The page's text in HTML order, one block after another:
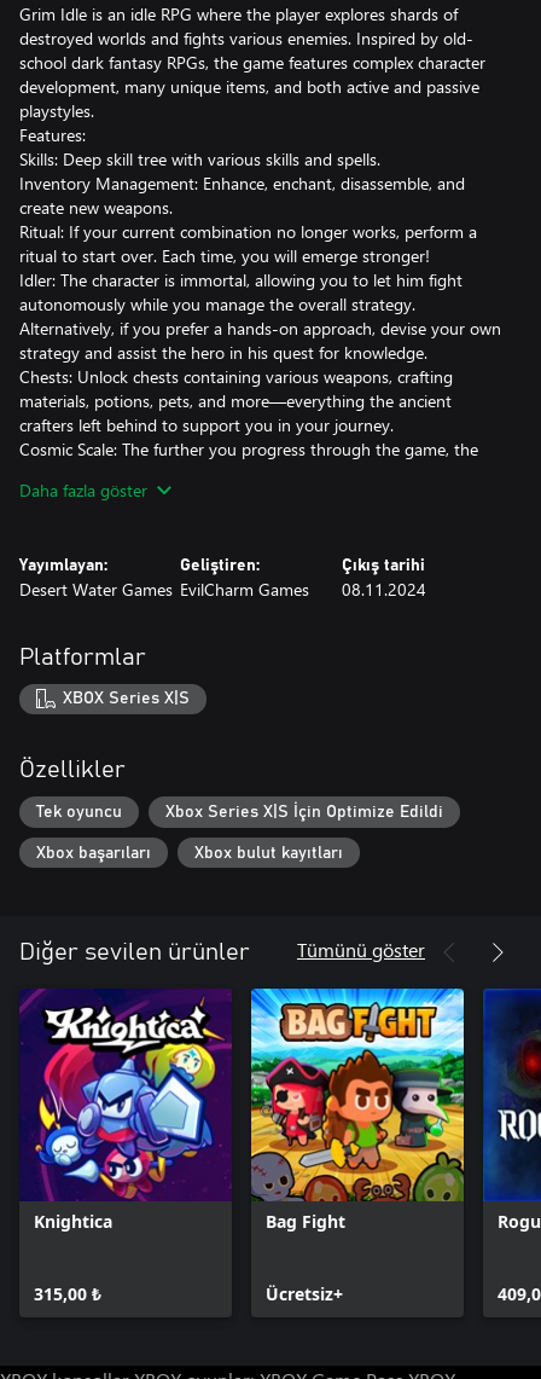
Grim Idle is an idle RPG where the player explores shards of
destroyed worlds and fights various enemies. Inspired by old-
school dark fantasy RPGs, the game features complex character
development, many unique items, and both active and passive
playstyles.
Features:
Skills: Deep skill tree with various skills and spells.
Inventory Management: Enhance, enchant, disassemble, and
create new weapons.
Ritual: If your current combination no longer works, perform a
ritual to start over. Each time, you will emerge stronger!
Idler: The character is immortal, allowing you to let him fight
autonomously while you manage the overall strategy.
Alternatively, if you prefer a hands-on approach, devise your own
strategy and assist the hero in his quest for knowledge.
Chests: Unlock chests containing various weapons, crafting
materials, potions, pets, and more—everything the ancient
crafters left behind to support you in your journey.
Cosmic Scale: The further you progress through the game, the
Exploring: Look for the remains of ancient civilizations, travel
Daha fazla göster
Yayımlayan:
Desert Water Games
Geliştiren:
EvilCharm Games
Çıkış tarihi
08.11.2024
Platformlar
XBOX Series X|S
Özellikler
Tek oyuncu Xbox Series X|S İçin Optimize Edildi
Xbox başarıları Xbox bulut kayıtları
Diğer sevilen ürünler Tümünü göster
Knightica
315,00 ₺
Bag Fight
Ücretsiz+